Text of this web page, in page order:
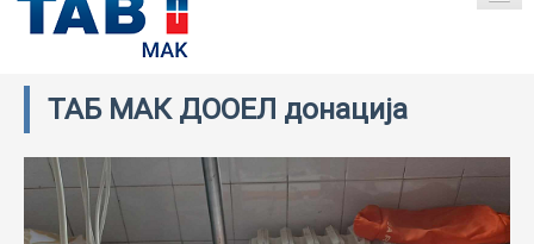
ПОЧЕТНА
СТАРТЕР БАТЕРИИ
ИНДУСТРИСКИ БАТЕРИИ
ТАБ МАК ДООЕЛ донација